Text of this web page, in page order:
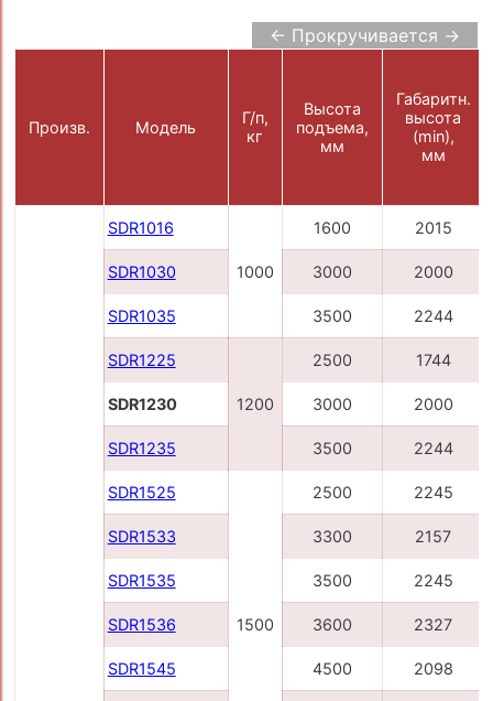
← Прокручивается →
Произв. Модель
Г/п,
кг
Высота
подъема,
мм
Габаритн.
высота
(min),
мм
SDR1016
1000
1600 2015
SDR1030 3000 2000
SDR1035 3500 2244
SDR1225
1200
2500 1744
SDR1230 3000 2000
SDR1235 3500 2244
SDR1525
1500
2500 2245
SDR1533 3300 2157
SDR1535 3500 2245
SDR1536 3600 2327
SDR1545 4500 2098